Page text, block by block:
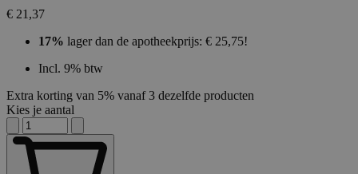
€ 21,37
17% lager dan de apotheekprijs: € 25,75!
Incl. 9% btw
Extra korting van 5% vanaf 3 dezelfde producten
Kies je aantal